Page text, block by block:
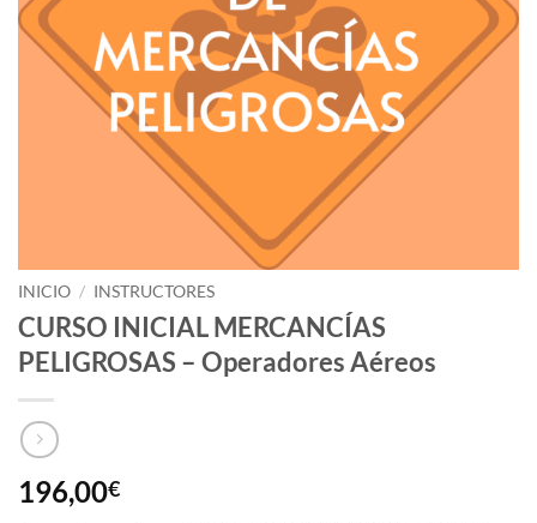
INICIO / INSTRUCTORES
CURSO INICIAL MERCANCÍAS
PELIGROSAS – Operadores Aéreos
196,00€